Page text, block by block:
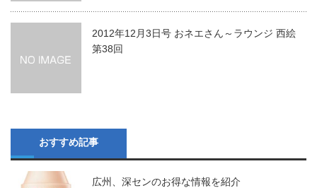
2012年12月3日号 おネエさん～ラウンジ 西絵
第38回
おすすめ記事
広州、深センのお得な情報を紹介